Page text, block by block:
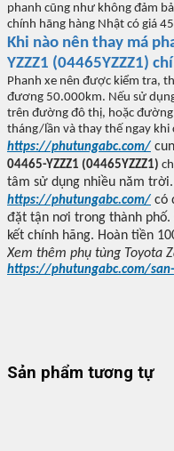
phanh cũng như không đảm
chính hãng hàng Nhật có giá
Khi nào nên thay má
YZZZ1 (04465YZZZ1)
Phanh xe nên được kiểm tra,
đương 50.000km. Nếu sử
trên đường đô thị, hoặc đường
tháng/l ần và thay thế ngay khi
https://phutungabc.com/
04465-YZZZ1 (04465YZZZ1)
tâm sử dụng nhiều năm trời.
https://phutungabc.com/ có
đặt tận nơi trong thành phố.
kết chính hãng. Hoàn tiền
Xem thêm phụ tùng Toyota
https://phutungabc.com/
Sản phẩm tương tự